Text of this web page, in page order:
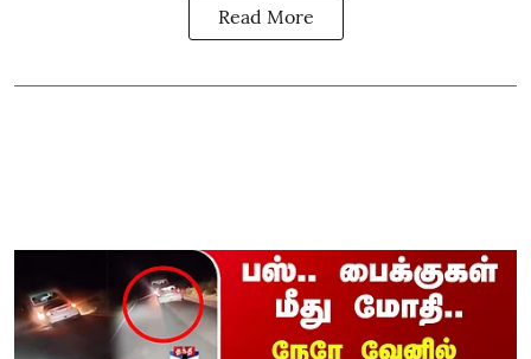
Read More